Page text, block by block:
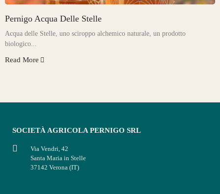
Pernigo Acqua Delle Stelle
Acqua delle Stelle, uno sciroppo alchemico naturale, un prodotto
biologico...
Read More
SOCIETÀ AGRICOLA PERNIGO SRL
Via Vendri, 42
Santa Maria in Stelle
37142 Verona (IT)